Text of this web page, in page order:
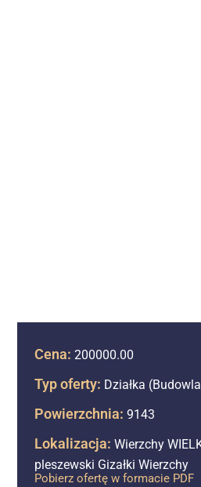
Cena: 200000.00
Typ oferty: Działka
Powierzchnia: 9143
Lokalizacja: Wierzchy
pleszewski Gizałki Wierzchy
Pobierz ofertę w formacie PDF